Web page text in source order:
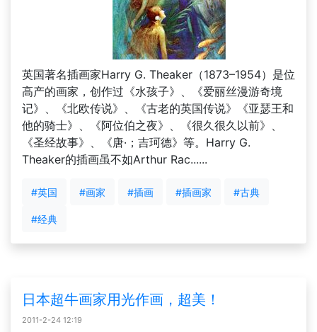
英国著名插画家Harry G. Theaker（1873–1954）是位
高产的画家，创作过《水孩子》、《爱丽丝漫游奇境
记》、《北欧传说》、《古老的英国传说》《亚瑟王和
他的骑士》、《阿位伯之夜》、《很久很久以前》、
《圣经故事》、《唐·；吉珂德》等。Harry G.
Theaker的插画虽不如Arthur Rac......
#英国 #画家 #插画 #插画家 #古典
#经典
日本超牛画家用光作画，超美！
2011-2-24 12:19